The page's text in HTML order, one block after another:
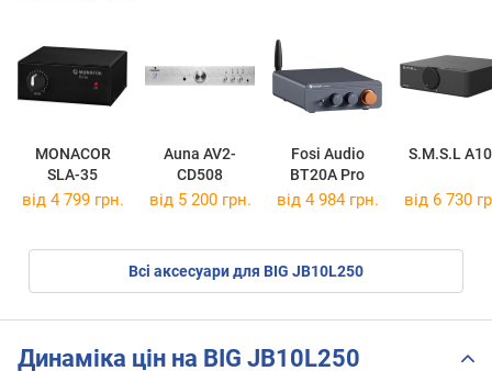
MONACOR
SLA-35
Auna AV2-
CD508
Fosi Audio
BT20A Pro
S.M.S.L
від 4 799 грн. від 5 200 грн. від 4 984 грн. від 6 730
Всі аксесуари для BIG JB10L250
Динаміка цін на BIG JB10L250